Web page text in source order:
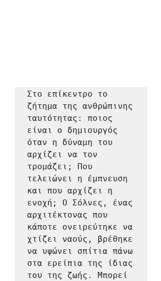
Στο επίκεντρο το
ζήτημα της ανθρώπινης
ταυτότητας: ποιος
είναι ο δημιουργός
όταν η δύναμη του
αρχίζει να τον
τρομάζει; Που
τελειώνει η έμπνευση
και που αρχίζει η
ενοχή; Ο Σόλνες, ένας
αρχιτέκτονας που
κάποτε ονειρεύτηκε να
χτίζει ναούς, βρέθηκε
να υψώνει σπίτια πάνω
στα ερείπια της ίδιας
του της ζωής. Μπορεί